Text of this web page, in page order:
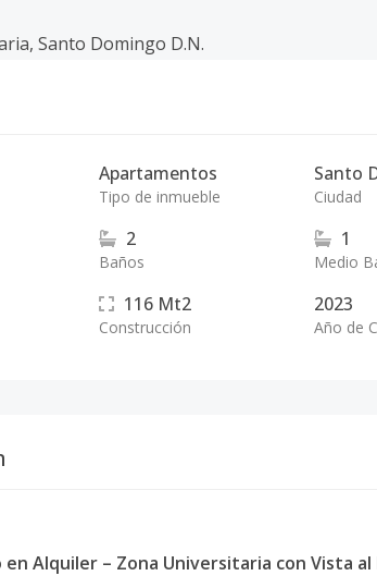
, Santo Domingo D.N.
Apartamentos
Tipo de inmueble
Santo
Ciudad
2
Baños
1
Medio
116 Mt2
Construcción
2023
Año de
Alquiler – Zona Universitaria con Vista al